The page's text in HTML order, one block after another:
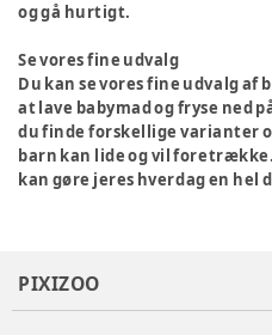
og gå hurtigt.
Se vores fine udvalg
Du kan se vores fine udvalg af
at lave babymad og fryse ned
du finde forskellige varianter
barn kan lide og vil
kan gøre jeres hverdag en hel
PIXIZOO